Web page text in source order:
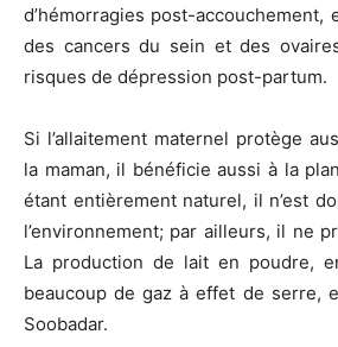
d’hémorragies post-accouchement,
des cancers du sein et des
risques de dépression post-partum.
Si l’allaitement maternel protège
la maman, il bénéficie aussi à la
étant entièrement naturel, il n’est
l’environnement; par ailleurs, il ne
La production de lait en poudre,
beaucoup de gaz à effet de serre,
Soobadar.